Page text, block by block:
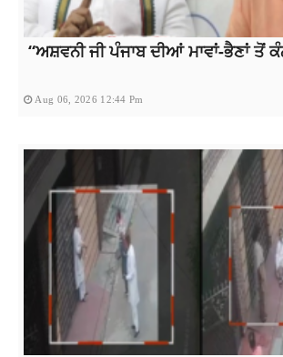
“ਅਸ਼ਵਨੀ ਜੀ ਪੰਜਾਬ ਦੀਆਂ ਮਾਵਾਂ-ਭੈਣਾਂ ਤੋਂ
Aug 06, 2026 12:44 Pm